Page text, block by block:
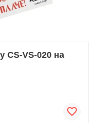
СS-VS-020 на